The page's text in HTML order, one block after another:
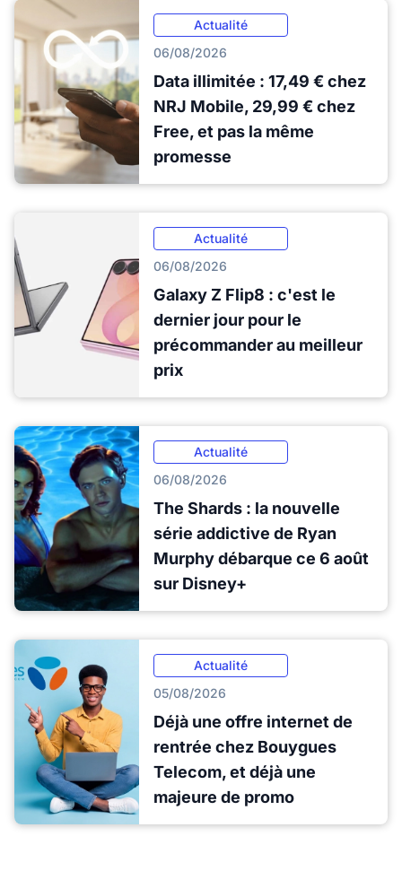
Actualité
06/08/2026
Data illimitée : 17,49 € chez
NRJ Mobile, 29,99 € chez
Free, et pas la même
promesse
Actualité
06/08/2026
Galaxy Z Flip8 : c'est le
dernier jour pour le
précommander au meilleur
prix
Actualité
06/08/2026
The Shards : la nouvelle
série addictive de Ryan
Murphy débarque ce 6 août
sur Disney+
Actualité
05/08/2026
Déjà une offre internet de
rentrée chez Bouygues
Telecom, et déjà une
majeure de promo